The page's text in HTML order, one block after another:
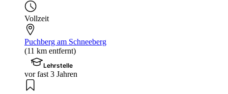
Vollzeit
Puchberg am Schneeberg
(11 km entfernt)
Lehrstelle
vor fast 3 Jahren